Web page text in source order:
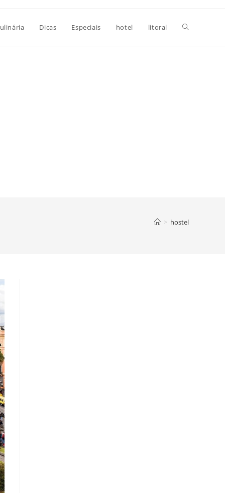
Dicas Especiais hotel litoral Alternar
> hostel